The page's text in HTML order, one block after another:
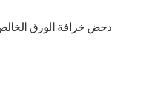
دحض خرافة الورق